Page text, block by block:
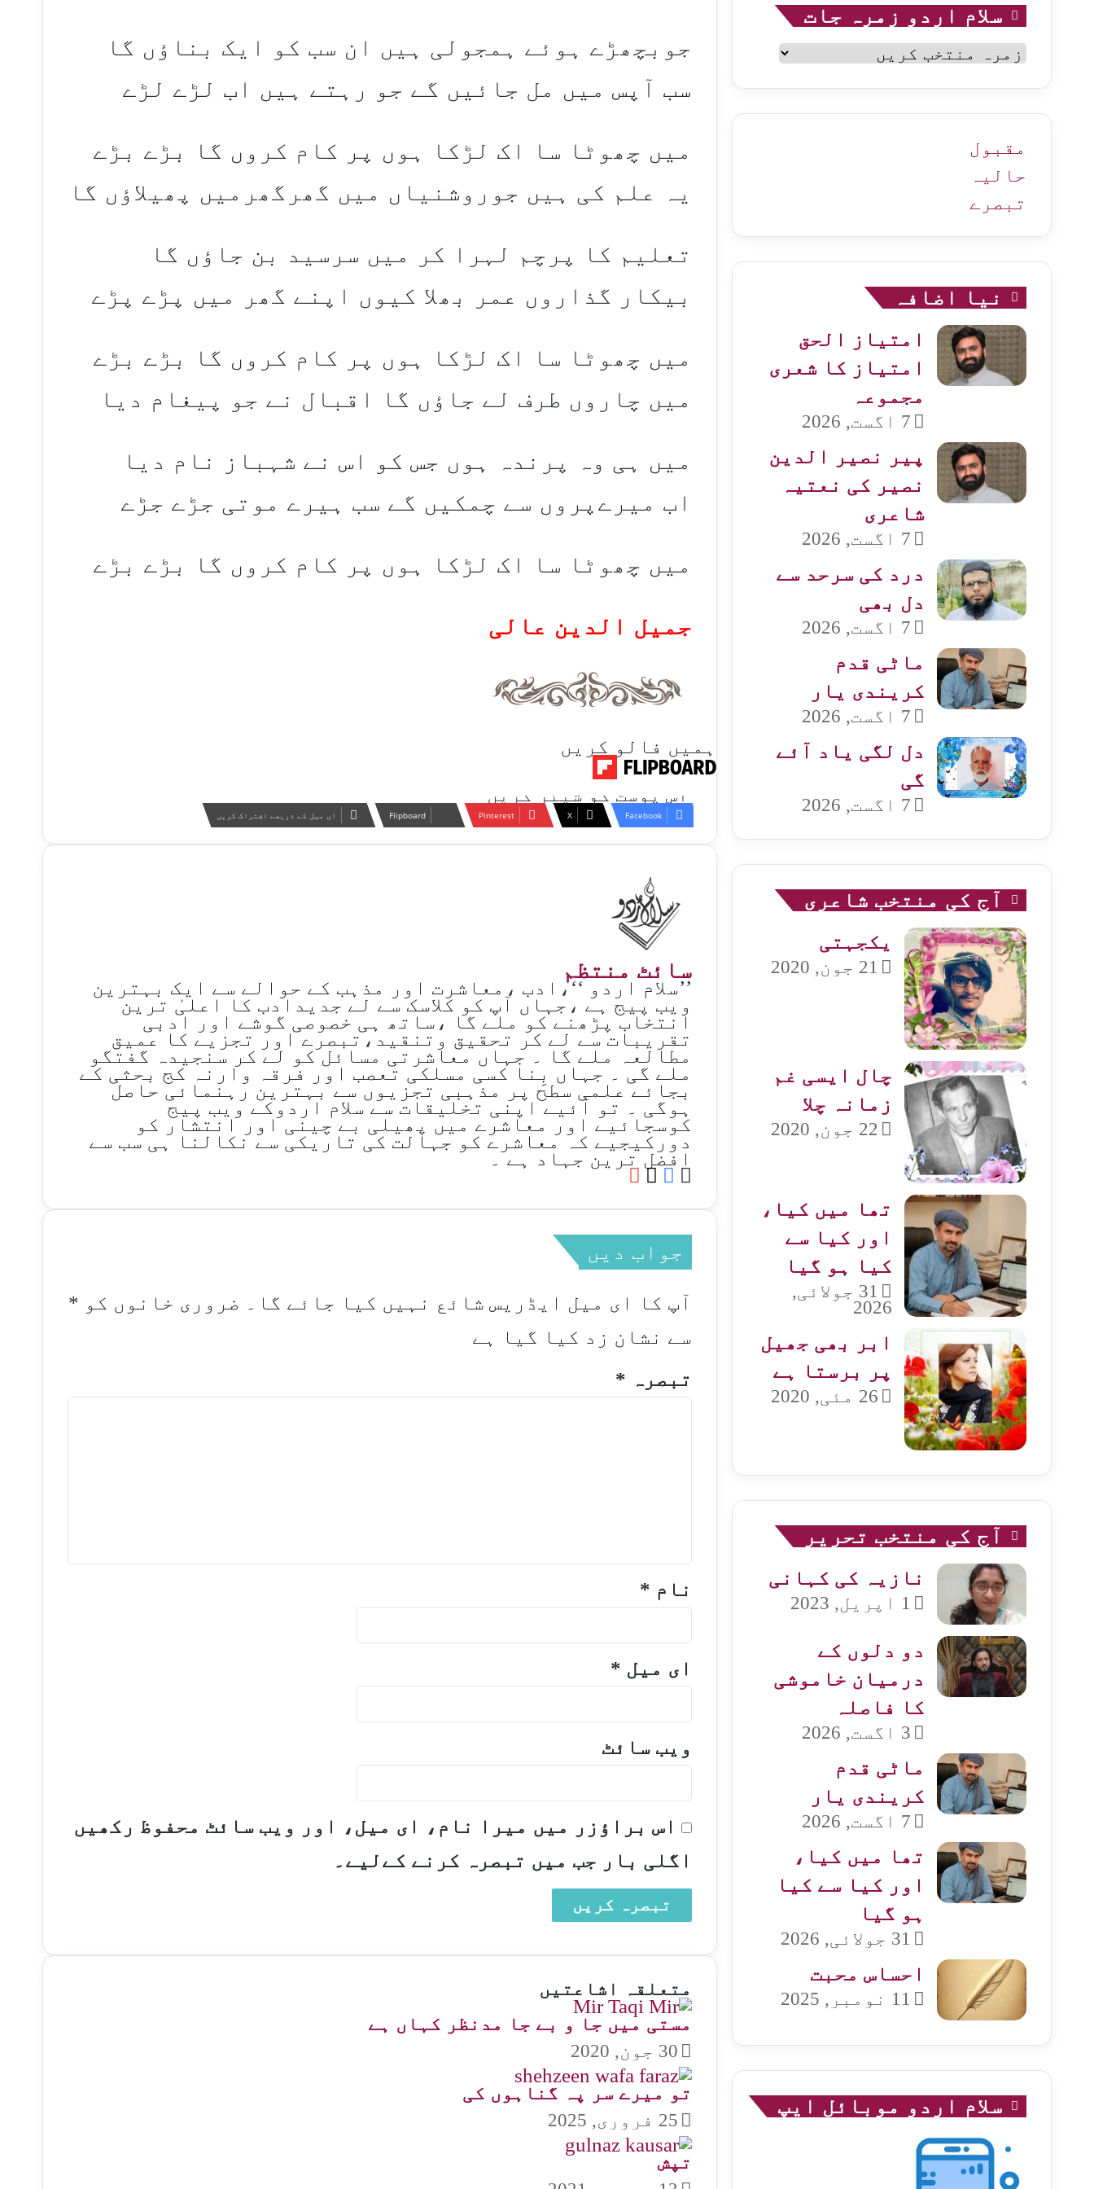
جوبچھڑے ہوئے ہمجولی ہیں ان سب کو ایک بناؤں گا
سب آپس میں مل جائیں گے جو رہتے ہیں اب لڑے لڑے
میں چھوٹا سا اک لڑکا ہوں پر کام کروں گا بڑے بڑے
یہ علم کی ہیں جوروشنیاں میں گھرگھرمیں پھیلاؤں گا
تعلیم کا پرچم لہرا کر میں سرسید بن جاؤں گا
بیکار گذاروں عمر بھلا کیوں اپنے گھر میں پڑے پڑے
میں چھوٹا سا اک لڑکا ہوں پر کام کروں گا بڑے بڑے
میں چاروں طرف لے جاؤں گا اقبال نے جو پیغام دیا
میں ہی وہ پرندہ ہوں جس کو اس نے شہباز نام دیا
اب میرےپروں سے چمکیں گے سب ہیرے موتی جڑے جڑے
میں چھوٹا سا اک لڑکا ہوں پر کام کروں گا بڑے بڑے​
جمیل الدین عالی
ہمیں فالو کریں
اس پوسٹ کو شیئر کریں
Facebook
X
Pinterest
Flipboard ای میل کے ذریعے اشتراک کریں
سائٹ منتظم
’’سلام اردو ‘‘،ادب ،معاشرت اور مذہب کے حوالے سے ایک بہترین
ویب پیج ہے ،جہاں آپ کو کلاسک سے لے جدیدادب کا اعلیٰ ترین
انتخاب پڑھنے کو ملے گا ،ساتھ ہی خصوصی گوشے اور ادبی
تقریبات سے لے کر تحقیق وتنقید،تبصرے اور تجزیے کا عمیق
مطالعہ ملے گا ۔ جہاں معاشرتی مسائل کو لے کر سنجیدہ گفتگو
ملے گی ۔ جہاں بِنا کسی مسلکی تعصب اور فرقہ وارنہ کج بحثی کے
بجائے علمی سطح پر مذہبی تجزیوں سے بہترین رہنمائی حاصل
ہوگی ۔ تو آئیے اپنی تخلیقات سے سلام اردوکے ویب پیج
کوسجائیے اور معاشرے میں پھیلی بے چینی اور انتشار کو
دورکیجیے کہ معاشرے کو جہالت کی تاریکی سے نکالنا ہی سب سے
افضل ترین جہاد ہے ۔
Website
Facebook
X
YouTube
جواب دیں
آپ کا ای میل ایڈریس شائع نہیں کیا جائے گا۔ ضروری خانوں کو *
سے نشان زد کیا گیا ہے
تبصرہ *
نام *
ای میل *
ویب‌ سائٹ
اس براؤزر میں میرا نام، ای میل، اور ویب سائٹ محفوظ رکھیں
اگلی بار جب میں تبصرہ کرنے کےلیے۔
متعلقہ اشاعتیں
مستی میں جا و بے جا مدنظر کہاں ہے
30 جون, 2020
تو میرے سر پہ گناہوں کی
25 فروری, 2025
تپش
سلام اردو زمرہ جات
سلام
اردو
زمرہ
مقبول
حالیہ
تبصرے
نیا اضافہ
امتیاز الحق
امتیاز کا شعری
مجموعہ
7 اگست, 2026
پیر نصیر الدین
نصیر کی نعتیہ
شاعری
7 اگست, 2026
درد کی سرحد سے
دل بھی
7 اگست, 2026
ماٹی قدم
کریندی یار
7 اگست, 2026
دل لگی یاد آئے
گی
7 اگست, 2026
آج کی منتخب شاعری
یکجہتی
21 جون, 2020
چال ایسی غم
زمانہ چلا
22 جون, 2020
تھا میں کیا،
اور کیا سے
کیا ہو گیا
31 جولائی,
2026
ابر بھی جھیل
پر برستا ہے
26 مئی, 2020
آج کی منتخب تحریر
نازیہ کی کہانی
1 اپریل, 2023
دو دلوں کے
درمیان خاموشی
کا فاصلہ
3 اگست, 2026
ماٹی قدم
کریندی یار
7 اگست, 2026
تھا میں کیا،
اور کیا سے کیا
ہو گیا
31 جولائی, 2026
احساس محبت
11 نومبر, 2025
سلام اردو موبائل ایپ